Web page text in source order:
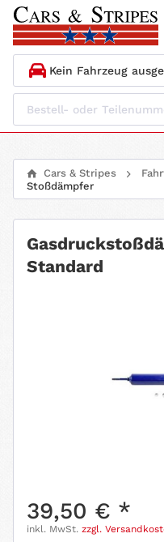
1. HERSTELLER
3. BAUJAHR
4. MOTORTYP
Cars & Stripes
Stoßdämpfer
Standard
39,50 € *
inkl. MwSt. zzgl.